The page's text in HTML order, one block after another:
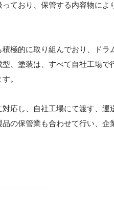
ており、保管する内容物に
極的に取り組んでおり、ド
、塗装は、すべて自社工場
。
応し、自社工場にて渡す、
の保管業も合わせて行い、